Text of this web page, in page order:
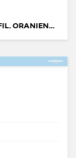
AH GOTTHARD KÖNIG GMBH FIL. ORANIENBURG